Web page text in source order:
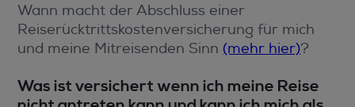
Wann macht der Abschluss einer
Reiserücktrittskostenversicherung für mich
und meine Mitreisenden Sinn (mehr hier)?
Was ist versichert wenn ich meine Reise